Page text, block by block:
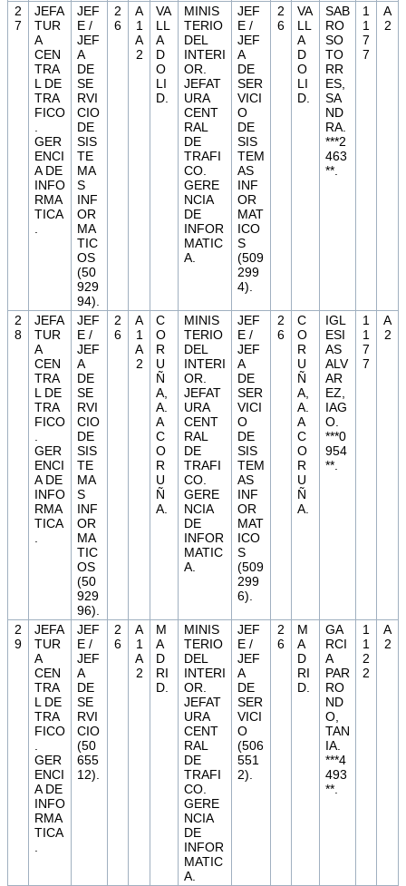
2
7
JEFA
TUR
A
CEN
TRA
L DE
TRA
FICO
GER
ENCI
A DE
INFO
RMA
TICA
JEF
E /
JEF
A
DE
SE
RVI
CIO
DE
SIS
TE
MA
S
INF
OR
MA
TIC
OS
(50
929
94).
2
6
A
1
A
2
VA
LL
A
D
O
LI
D.
MINIS
TERIO
DEL
INTERI
OR.
JEFAT
URA
CENT
RAL
DE
TRAFI
CO.
GERE
NCIA
DE
INFOR
MATIC
A.
JEF
E /
JEF
A
DE
SER
VICI
O
DE
SIS
TEM
AS
INF
OR
MAT
ICO
S
(509
299
4).
2
6
VA
LL
A
D
O
LI
D.
SAB
RO
SO
TO
RR
ES,
SA
ND
RA.
***2
463
**.
1
1
7
7
A
2
2
8
JEFA
TUR
A
CEN
TRA
L DE
TRA
FICO
GER
ENCI
A DE
INFO
RMA
TICA
JEF
E /
JEF
A
DE
SE
RVI
CIO
DE
SIS
TE
MA
S
INF
OR
MA
TIC
OS
(50
929
96).
2
6
A
1
A
2
C
O
R
U
Ñ
A,
A.
A
C
O
R
U
Ñ
A.
MINIS
TERIO
DEL
INTERI
OR.
JEFAT
URA
CENT
RAL
DE
TRAFI
CO.
GERE
NCIA
DE
INFOR
MATIC
A.
JEF
E /
JEF
A
DE
SER
VICI
O
DE
SIS
TEM
AS
INF
OR
MAT
ICO
S
(509
299
6).
2
6
C
O
R
U
Ñ
A,
A.
A
C
O
R
U
Ñ
A.
IGL
ESI
AS
ALV
AR
EZ,
IAG
O.
***0
954
**.
1
1
7
7
A
2
2
9
JEFA
TUR
A
CEN
TRA
L DE
TRA
FICO
GER
ENCI
A DE
INFO
RMA
TICA
JEF
E /
JEF
A
DE
SE
RVI
CIO
(50
655
12).
2
6
A
1
A
2
M
A
D
RI
D.
MINIS
TERIO
DEL
INTERI
OR.
JEFAT
URA
CENT
RAL
DE
TRAFI
CO.
GERE
NCIA
DE
INFOR
MATIC
A.
JEF
E /
JEF
A
DE
SER
VICI
O
(506
551
2).
2
6
M
A
D
RI
D.
GA
RCI
A
PAR
RO
ND
O,
TAN
IA.
***4
493
**.
1
1
2
2
A
2